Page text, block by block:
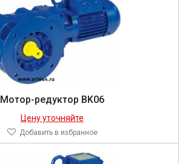
Мотор-редуктор BK06
Цену уточняйте
Добавить в избранное